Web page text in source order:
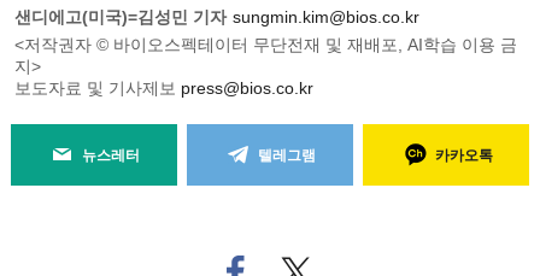
샌디에고(미국)=김성민 기자 sungmin.kim@bios.co.kr
<저작권자 © 바이오스펙테이터 무단전재 및 재배포, AI학습 이용 금
지>
보도자료 및 기사제보 press@bios.co.kr
뉴스레터 텔레그램 카카오톡
페
트위